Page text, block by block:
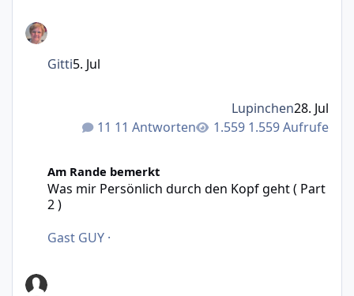
11 Antworten 1.559 Aufrufe
Gitti5. Jul
Lupinchen28. Jul
Am Rande bemerkt
Was mir Persönlich durch den Kopf geht ( Part
2 )
Gast GUY ·